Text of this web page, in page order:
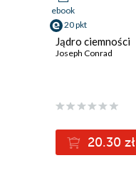
ebook
20 pkt
Jądro ciemności
Joseph Conrad
20.30 zł